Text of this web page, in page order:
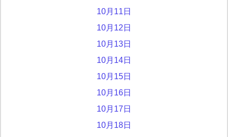
10月11日
10月12日
10月13日
10月14日
10月15日
10月16日
10月17日
10月18日